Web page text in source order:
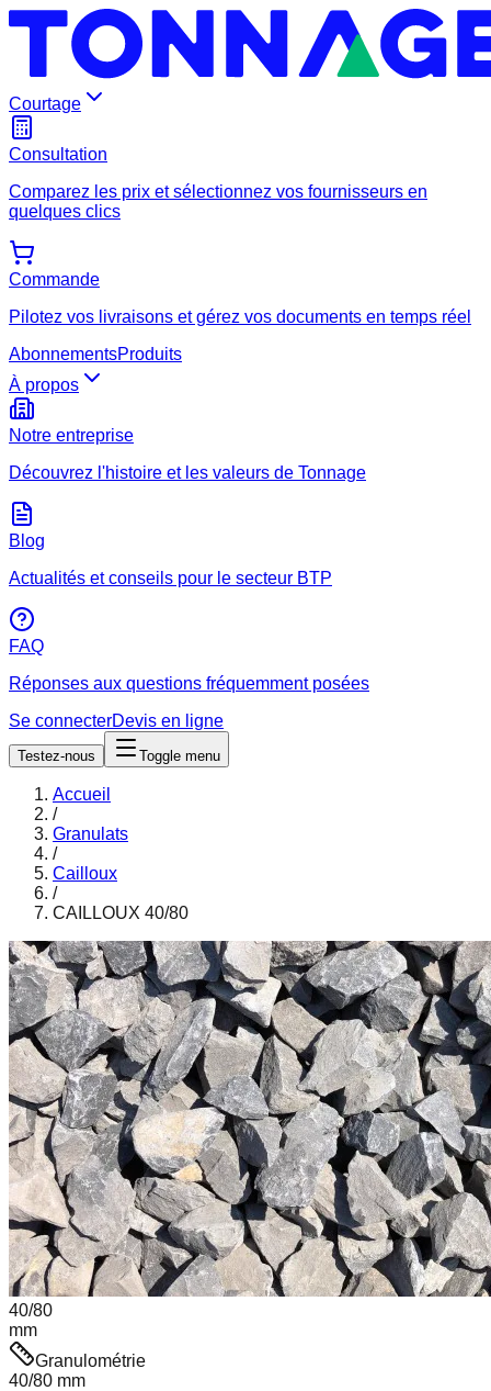
Courtage
Consultation
Comparez les prix et sélectionnez vos fournisseurs en
quelques clics
Commande
Pilotez vos livraisons et gérez vos documents en temps réel
AbonnementsProduits
À propos
Notre entreprise
Découvrez l'histoire et les valeurs de Tonnage
Blog
Actualités et conseils pour le secteur BTP
FAQ
Réponses aux questions fréquemment posées
Se connecterDevis en ligne
Testez-nous Toggle menu
Accueil
/
Granulats
/
Cailloux
/
CAILLOUX 40/80
40/80
mm
Granulométrie
40/80 mm